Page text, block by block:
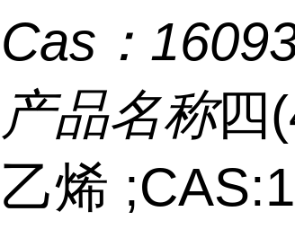
Cas：
产品名称四
乙烯